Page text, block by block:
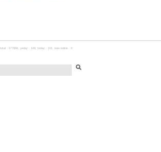
total：577866, yeday：108, today：101, now online：0